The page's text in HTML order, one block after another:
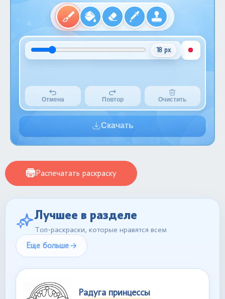
18 px
Отмена Повтор Очистить
Скачать
Распечатать раскраску
Лучшее в разделе
Топ-раскраски, которые нравятся всем
Еще больше
Радуга принцессы